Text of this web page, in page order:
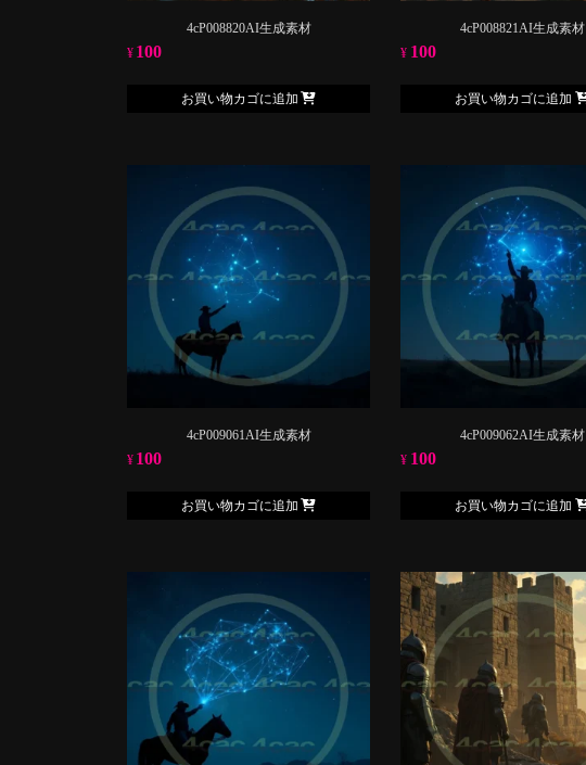
4cP008820AI生成素材
¥ 100
お買い物カゴに追加
4cP008821AI生成素材
¥ 100
お買い物カゴに追加
4cP009061AI生成素材
¥ 100
お買い物カゴに追加
4cP009062AI生成素材
¥ 100
お買い物カゴに追加